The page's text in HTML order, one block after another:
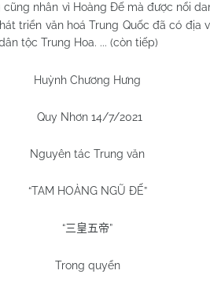
nhân vì Hoàng Đế mà được nổi
triển văn hoá Trung Quốc đã có địa
tộc Trung Hoa. ... (còn tiếp)
Huỳnh Chương Hưng
Quy Nhơn 14/7/2021
Nguyên tác Trung văn
“TAM HOÀNG NGŨ ĐẾ”
“三皇五帝”
Trong quyển